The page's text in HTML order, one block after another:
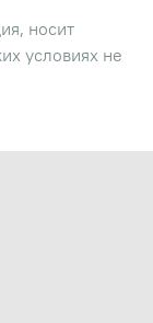
носит
условиях не